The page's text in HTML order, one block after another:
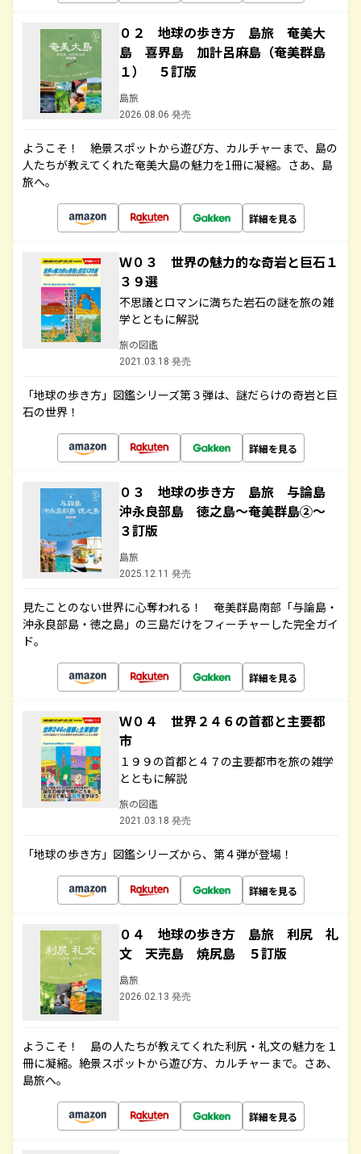
０２ 地球の歩き方 島旅 奄美大
島 喜界島 加計呂麻島（奄美群島
１） ５訂版
島旅
2026.08.06 発売
ようこそ！ 絶景スポットから遊び方、カルチャーまで、島の
人たちが教えてくれた奄美大島の魅力を1冊に凝縮。さあ、島
旅へ。
詳細を見る
Ｗ０３ 世界の魅力的な奇岩と巨石１
３９選
不思議とロマンに満ちた岩石の謎を旅の雑
学とともに解説
旅の図鑑
2021.03.18 発売
「地球の歩き方」図鑑シリーズ第３弾は、謎だらけの奇岩と巨
石の世界！
詳細を見る
０３ 地球の歩き方 島旅 与論島
沖永良部島 徳之島～奄美群島②～
３訂版
島旅
2025.12.11 発売
見たことのない世界に心奪われる！ 奄美群島南部「与論島・
沖永良部島・徳之島」の三島だけをフィーチャーした完全ガイ
ド。
詳細を見る
Ｗ０４ 世界２４６の首都と主要都
市
１９９の首都と４７の主要都市を旅の雑学
とともに解説
旅の図鑑
2021.03.18 発売
「地球の歩き方」図鑑シリーズから、第４弾が登場！
詳細を見る
０４ 地球の歩き方 島旅 利尻 礼
文 天売島 焼尻島 ５訂版
島旅
2026.02.13 発売
ようこそ！ 島の人たちが教えてくれた利尻・礼文の魅力を１
冊に凝縮。絶景スポットから遊び方、カルチャーまで。さあ、
島旅へ。
詳細を見る